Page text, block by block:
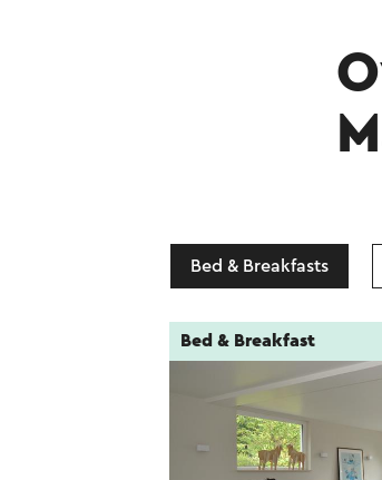
Bed & Breakfasts
Bed & Breakfast